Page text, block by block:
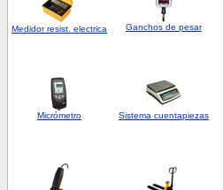
Medidorresist. electrica Ganchos de pesar
Micrómetro Sistema cuentapiezas